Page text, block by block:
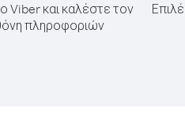
Viber και καλέστε τον
πληροφοριών